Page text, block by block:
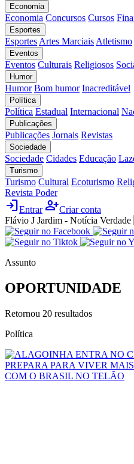
Economia
Economia Concursos Cursos
Esportes
Esportes Artes Marciais Atletismo
Eventos
Eventos Culturais Religiosos
Humor
Humor Bom humor Inacreditável
Política
Política Estadual Internacional
Publicações
Publicações Jornais Revistas
Sociedade
Sociedade Cidades Educação
Turismo
Turismo Cultural Ecoturismo
Revista Poder
loginEntrar person_addCriar conta
Flávio J Jardim - Notícia Verdade
Assunto
OPORTUNIDADE
Retornou 20 resultados
Política